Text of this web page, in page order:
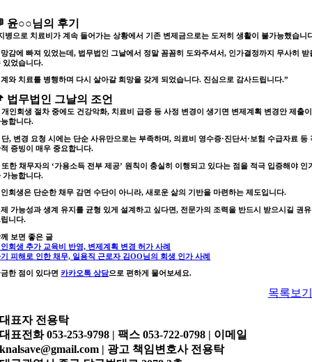
윤○○님의 후기
병으로 치료비가 계속 들어가는 상황에서 기존 변제금으로는 도저히 생활이 불가능했습니
감에 빠져 있었는데, 법무법인 그날에서 정말 꼼꼼히 도와주셔서, 인가결정까지 무사히 받
있었습니다.
와 치료를 병행하며 다시 살아갈 희망을 갖게 되었습니다. 진심으로 감사드립니다.”
법무법인 그날의 조언
인회생 절차 중에도 건강악화, 치료비 급증 등 사정 변경이 생기면 변제계획 변경안 제출이
합니다.
, 변경 요청 시에는 단순 사유만으로는 부족하며, 의료비 영수증·진단서·보험 수급자료 등
증빙이 매우 중요합니다.
한 채무자의 ‘가용소득 전부 제공’ 원칙이 충실히 이행되고 있다는 점을 적극 입증해야 인
가능합니다.
회생은 단순한 채무 감면 수단이 아니라, 새로운 삶의 기반을 마련하는 제도입니다.
가능성과 생계 유지를 균형 있게 설계하고 싶다면, 전문가의 조력을 반드시 받으시길 권유
니다.
보면 좋은 글
회생 추가 교육비 반영, 변제계획 변경 허가 사례
피해로 인한 채무, 일용직 근로자 김OO님의 회생 인가 사례
금한 점이 있다면카카오톡 상담으로 편하게 물어보세요.
목록보기
대표자전용탁
대표전화053-253-9798 |팩스 053-722-0798 | 이메일
knalsave@gmail.com | 광고 책임변호사전용탁